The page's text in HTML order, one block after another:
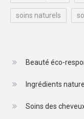
soins naturels
Beauté éco-
Ingrédients
Soins des